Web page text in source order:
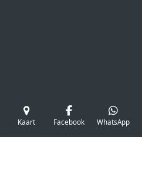
Ontwerp:Paulien Design
Kaart Facebook WhatsApp